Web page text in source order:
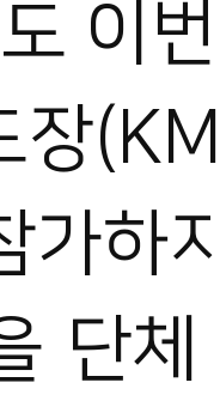
이
장
가하
단